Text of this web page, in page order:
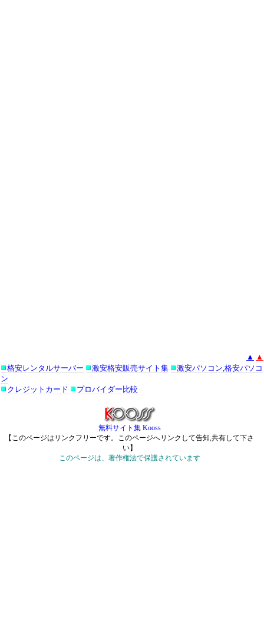
▲ ▲
格安レンタルサーバー
激安格安販売サイト集
激安パソコン,格安パソコ
ン
クレジットカード
プロバイダー比較
無料サイト集 Kooss
【このページはリンクフリーです。このページへリンクして告知,共有して下さ
い】
このページは、著作権法で保護されています